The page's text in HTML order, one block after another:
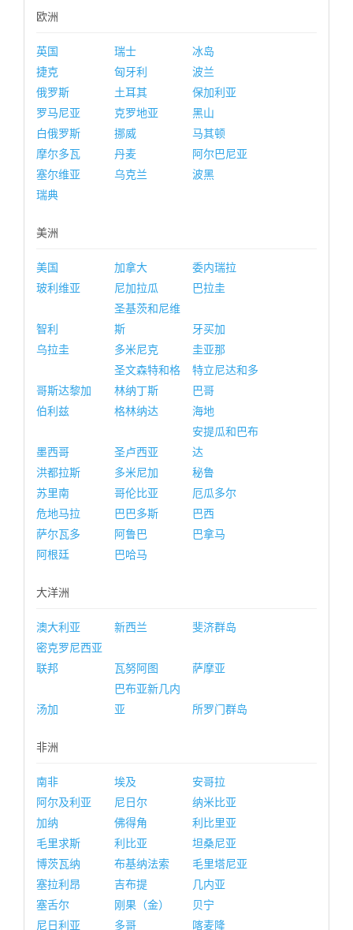
欧洲
英国 瑞士
冰岛
捷克
匈牙利
波兰
俄罗斯
土耳其
保加利亚
罗马尼亚
克罗地亚
黑山
白俄罗斯
挪威
马其顿
摩尔多瓦
丹麦
阿尔巴尼亚
塞尔维亚
乌克兰
波黑
瑞典
美洲
美国 加拿大
委内瑞拉
玻利维亚
尼加拉瓜 巴拉圭
智利
圣基茨和尼维
斯
牙买加
乌拉圭
多米尼克 圭亚那
哥斯达黎加
圣文森特和格
林纳丁斯
特立尼达和多
巴哥
伯利兹
格林纳达 海地
墨西哥 圣卢西亚
安提瓜和巴布
达
洪都拉斯
多米尼加
秘鲁
苏里南
哥伦比亚
厄瓜多尔
危地马拉
巴巴多斯
巴西
萨尔瓦多
阿鲁巴
巴拿马
阿根廷
巴哈马
大洋洲
澳大利亚 新西兰
斐济群岛
密克罗尼西亚
联邦
瓦努阿图 萨摩亚
汤加
巴布亚新几内
亚
所罗门群岛
非洲
南非 埃及
安哥拉
阿尔及利亚
尼日尔
纳米比亚
加纳
佛得角
利比里亚
毛里求斯
利比亚
坦桑尼亚
博茨瓦纳
布基纳法索
毛里塔尼亚
塞拉利昂
吉布提
几内亚
塞舌尔
刚果（金）
贝宁
尼日利亚
多哥 喀麦隆